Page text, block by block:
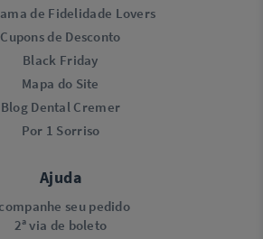
de Fidelidade Lovers​
Cupons de Desconto
Black Friday
Mapa do Site
Blog Dental Cremer
Por 1 Sorriso
Ajuda
seu pedido
2ª via de boleto